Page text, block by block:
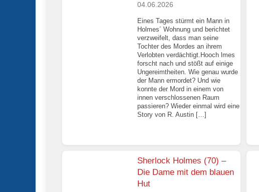
04.06.2026
Eines Tages stürmt ein Mann in
Holmes´ Wohnung und berichtet
verzweifelt, dass man seine
Tochter des Mordes an ihrem
Verlobten verdächtigt.Hooch lmes
forscht nach und stößt auf einige
Ungereimtheiten. Wie genau wurde
der Mann ermordet? Und wie
konnte der Mord in einem von
innen verschlossenen Raum
passieren? Wieder einmal wird eine
Story von R. Austin […]
Sherlock Holmes (70) –
Die Dame mit dem blauen
Hut